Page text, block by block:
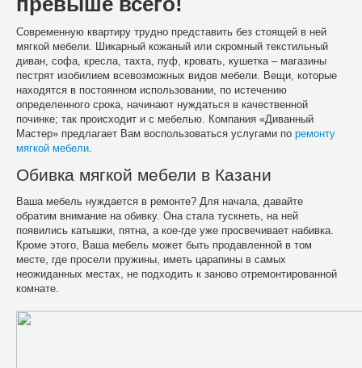
Современную квартиру трудно представить без стоящей в ней
мягкой мебели. Шикарный кожаный или скромный текстильный
диван, софа, кресла, тахта, пуф, кровать, кушетка – магазины
пестрят изобилием всевозможных видов мебели. Вещи, которые
находятся в постоянном использовании, по истечению
определенного срока, начинают нуждаться в качественной
починке; так происходит и с мебелью. Компания «Диванный
Мастер» предлагает Вам воспользоваться услугами по ремонту
мягкой мебели.
Обивка мягкой мебели в Казани
Ваша мебель нуждается в ремонте? Для начала, давайте
обратим внимание на обивку. Она стала тускнеть, на ней
появились катышки, пятна, а кое-где уже просвечивает набивка.
Кроме этого, Ваша мебель может быть продавленной в том
месте, где просели пружины, иметь царапины в самых
неожиданных местах, не подходить к заново отремонтированной
комнате.